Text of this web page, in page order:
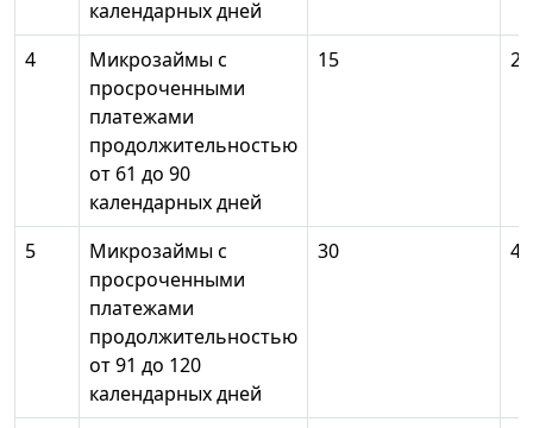
календарных дней
4
Микрозаймы с
просроченными
платежами
продолжительностью
от 61 до 90
календарных дней
15 20
5
Микрозаймы с
просроченными
платежами
продолжительностью
от 91 до 120
календарных дней
30 40